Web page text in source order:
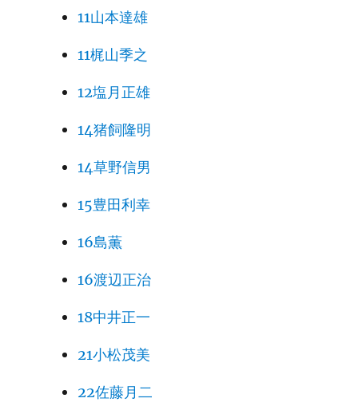
11山本達雄
11梶山季之
12塩月正雄
14猪飼隆明
14草野信男
15豊田利幸
16島薫
16渡辺正治
18中井正一
21小松茂美
22佐藤月二